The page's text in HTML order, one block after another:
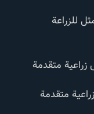
للزراعة
زراعية متقدمة
متقدمة